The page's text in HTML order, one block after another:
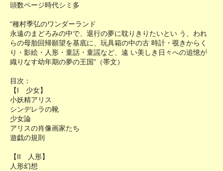
頭数ページ時代シミ多
“種村季弘のワンダーランド
永遠のまどろみの中で、退行の夢に耽りきりたいとい う、われ
らの母胎回帰願望を基底に、玩具箱の中の古 時計・覗きからく
り・影絵・人形・童話・童謡など、遠 い美しき日々への追憶が
織りなす幼年期の夢の王国”（帯文）
目次：
【I 少女】
小妖精アリス
シンデレラの靴
少女論
アリスの肖像画家たち
遊戯の規則
【II 人形】
人形幻想